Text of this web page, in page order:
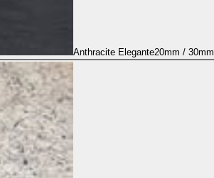
Anthracite Elegante20mm / 30mm